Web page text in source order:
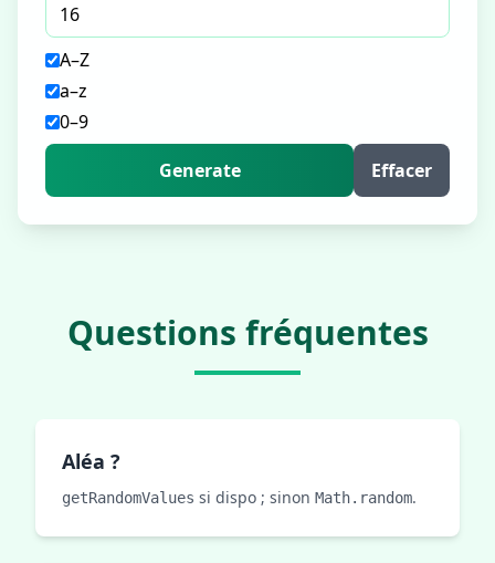
A–Z
a–z
0–9
Generate
Effacer
Questions fréquentes
Aléa ?
getRandomValues si dispo ; sinon Math.random.